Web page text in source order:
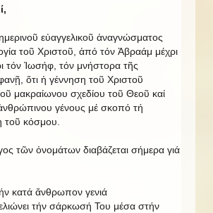
εὐαγγελικοῦ ἀναγνώσματος
τοῦ Χριστοῦ, ἀπό τόν Ἀβραάμ μέχρι
τόν Ἰωσήφ, τόν μνήστορα τῆς
ὅτι ἡ γέννηση τοῦ Χριστοῦ
μακραίωνου σχεδίου τοῦ Θεοῦ καί
γένους μέ σκοπό τή
τοῦ κόσμου.
τῶν ὀνομάτων διαβάζεται σήμερα γιά
κατά ἄνθρωπον γενιά
τήν σάρκωσή Του μέσα στήν